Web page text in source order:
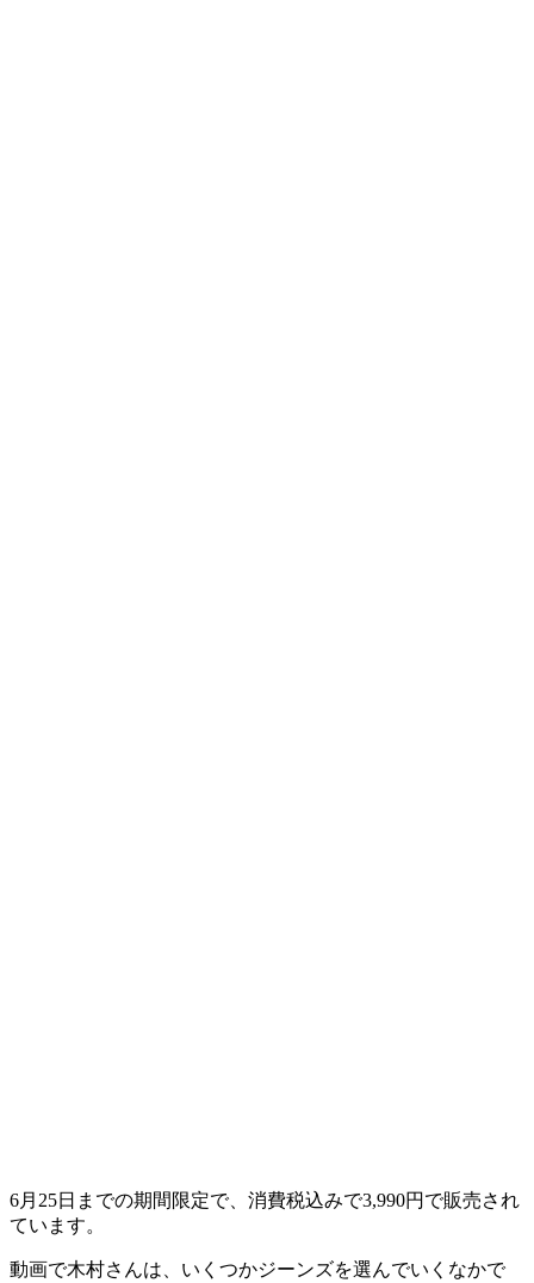
6月25日までの期間限定で、消費税込みで3,990円で販売され
ています。
動画で木村さんは、いくつかジーンズを選んでいくなかで